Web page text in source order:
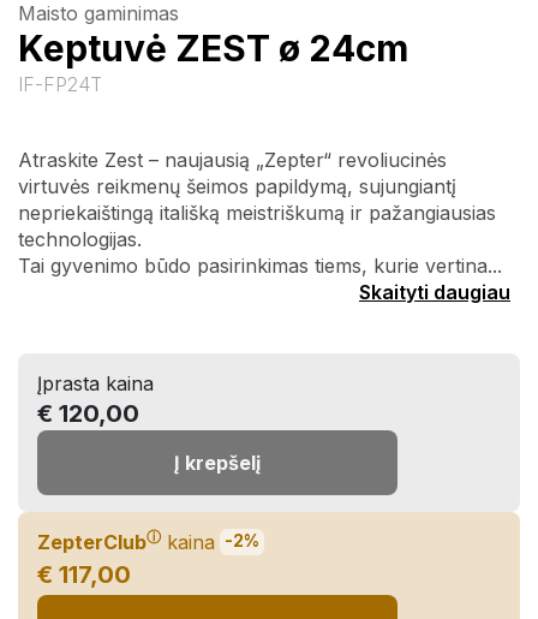
Maisto gaminimas
Keptuvė ZEST ø 24cm
IF-FP24T
Atraskite Zest – naujausią „Zepter“ revoliucinės
virtuvės reikmenų šeimos papildymą, sujungiantį
nepriekaištingą itališką meistriškumą ir pažangiausias
technologijas.
Tai gyvenimo būdo pasirinkimas tiems, kurie vertina...
Skaityti daugiau
Įprasta kaina
€ 120,00
Į krepšelį
ZepterClubⓘ kaina -2%
€ 117,00